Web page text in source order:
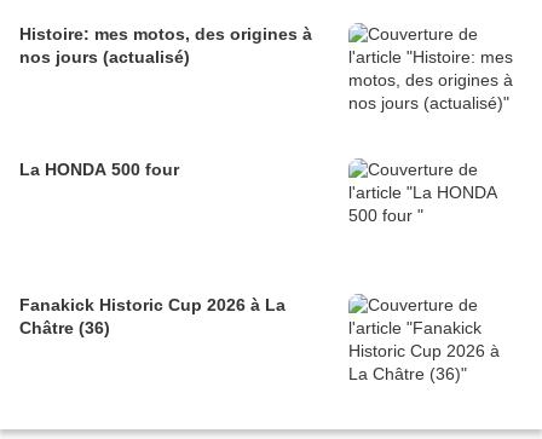
Histoire: mes motos, des origines à
nos jours (actualisé)
La HONDA 500 four
Fanakick Historic Cup 2026 à La
Châtre (36)